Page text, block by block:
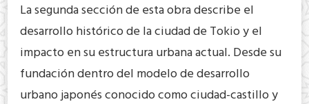
La segunda sección de esta obra describe el
desarrollo histórico de la ciudad de Tokio y el
impacto en su estructura urbana actual. Desde su
fundación dentro del modelo de desarrollo
urbano japonés conocido como ciudad-castillo y